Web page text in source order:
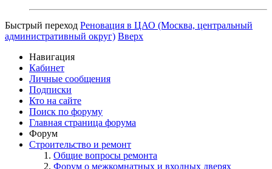
Быстрый переход Реновация в ЦАО (Москва, центральный
административный округ) Вверх
Навигация
Кабинет
Личные сообщения
Подписки
Кто на сайте
Поиск по форуму
Главная страница форума
Форум
Строительство и ремонт
Общие вопросы ремонта
Форум о межкомнатных и входных дверях